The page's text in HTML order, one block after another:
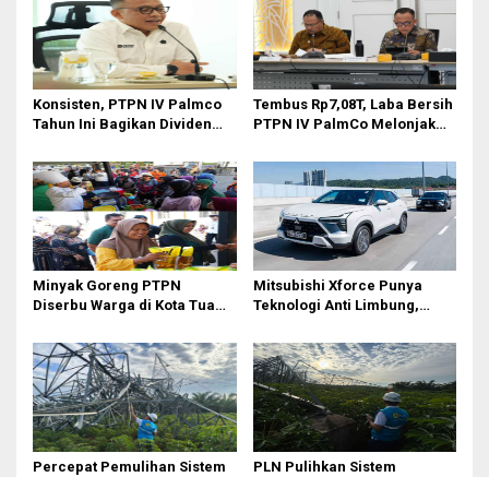
i
p
o
s
Konsisten, PTPN IV Palmco
Tahun Ini Bagikan Dividen
Tembus Rp7,08T, Laba Bersih
PTPN IV PalmCo Melonjak
Ditopang Produksi dan
Efisiensi
Minyak Goreng PTPN
Diserbu Warga di Kota Tua
Mitsubishi Xforce Punya
Teknologi Anti Limbung,
Percepat Pemulihan Sistem
PLN Pulihkan Sistem